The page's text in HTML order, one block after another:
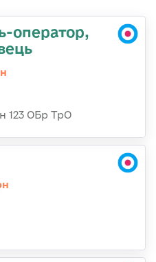
оператор,
123 ОБр ТрО